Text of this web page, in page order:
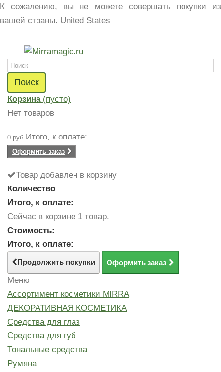
К сожалению, вы не можете совершать покупки из
вашей страны. United States
Поиск
Корзина (пусто)
Нет товаров
0 руб Итого, к оплате:
Оформить заказ
Товар добавлен в корзину
Количество
Итого, к оплате:
Сейчас в корзине 1 товар.
Стоимость:
Итого, к оплате:
Продолжить покупки Оформить заказ
Меню
Ассортимент косметики MIRRA
ДЕКОРАТИВНАЯ КОСМЕТИКА
Средства для глаз
Средства для губ
Тональные средства
Румяна